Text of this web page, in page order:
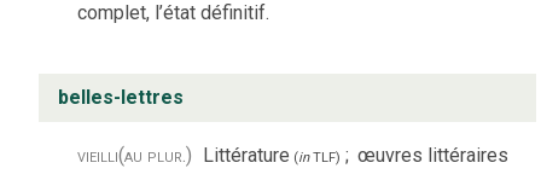
complet, l’état définitif.
belles-lettres
vieilli(au plur.) Littérature (inTLF) ; œuvres littéraires